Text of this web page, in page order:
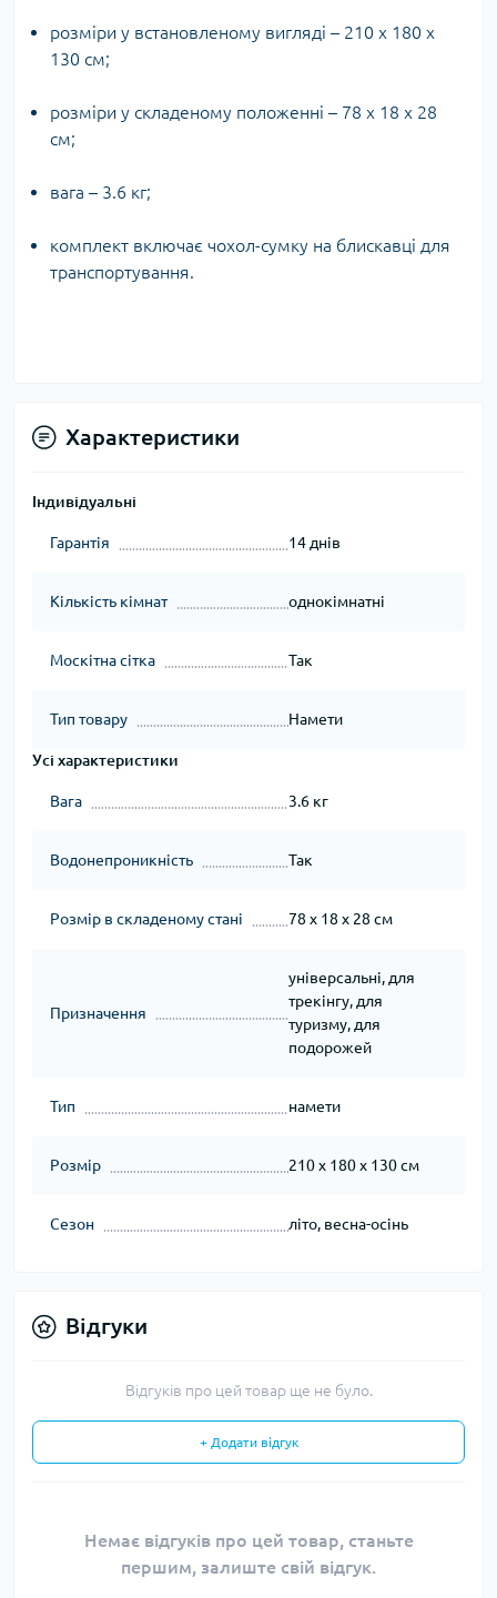
розміри у встановленому вигляді – 210 х 180 х
130 см;
розміри у складеному положенні – 78 х 18 х 28
см;
вага – 3.6 кг;
комплект включає чохол-сумку на блискавці для
транспортування.
Характеристики
Індивідуальні
Гарантія 14 днів
Кількість кімнат однокімнатні
Москітна сітка Так
Тип товару Намети
Усі характеристики
Вага 3.6 кг
Водонепроникність Так
Розмір в складеному стані 78 х 18 х 28 см
Призначення
універсальні, для
трекінгу, для
туризму, для
подорожей
Тип намети
Розмір 210 x 180 x 130 см
Сезон літо, весна-осінь
Відгуки
Відгуків про цей товар ще не було.
+ Додати відгук
Немає відгуків про цей товар, станьте
першим, залиште свій відгук.